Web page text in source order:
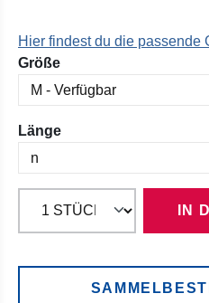
Hier findest du die passende
Größeauswählen
Längeauswählen
IN